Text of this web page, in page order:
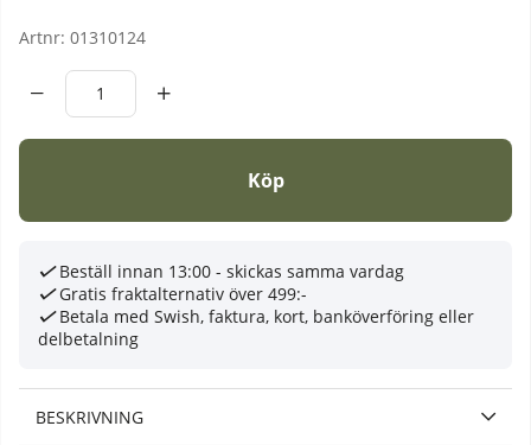
Artnr: 01310124
Köp
Beställ innan 13:00 - skickas samma vardag
Gratis fraktalternativ över 499:-
Betala med Swish, faktura, kort, banköverföring eller
delbetalning
BESKRIVNING